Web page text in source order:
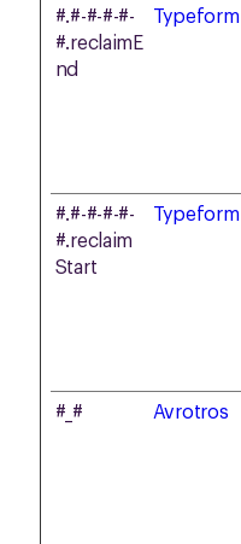
#.#-#-#-#-
#.reclaimE
nd
Typeform
#.#-#-#-#-
#.reclaim
Start
Typeform
#_# Avrotros